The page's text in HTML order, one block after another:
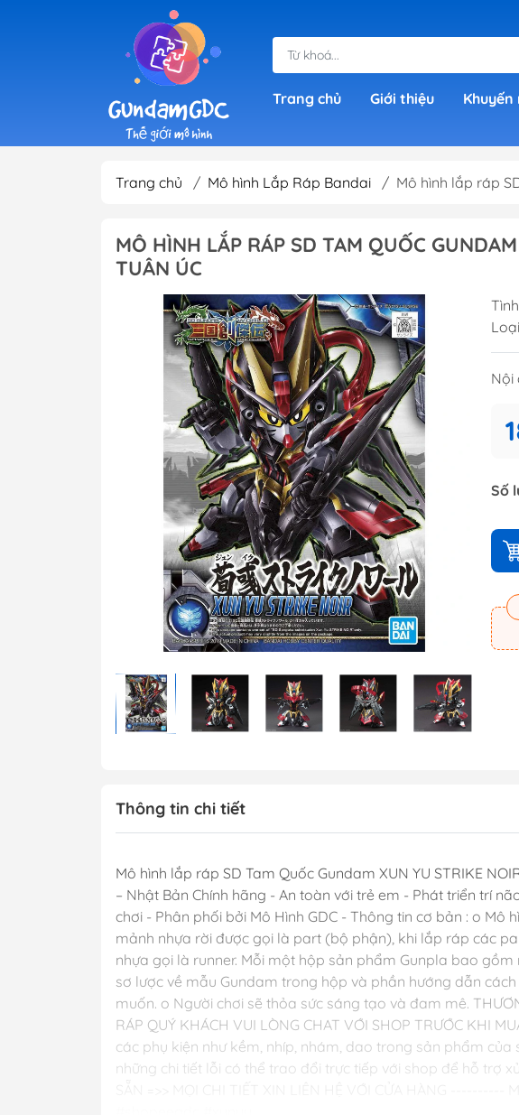
Trang chủ
Giới thiệu
SD Gundam (Super
Deformed)
RG 1/144 Gundam (Real
Grade)
IBO Gundam (1/100)
RE 1/100 Gundam
MG 1/100 Gundam (Master
Grade)
MGEX Gundam ( Master
Grade Ver.ka)
PG Gundam (Perfect
Grade)
Mega Size Gundam
Gundam Bandai
Gundam Daban
Gundam Jijia
Trang chủ / Mô hình Lắp Ráp Bandai / Mô hình lắp ráp
MÔ HÌNH LẮP RÁP SD TAM QUỐC
TUÂN ÚC
Nội
Số
Thông tin chi tiết
Mô hình lắp ráp SD Tam Quốc Gundam XUN YU STRIKE
– Nhật Bản Chính hãng - An toàn với trẻ em - Phát triển trí
chơi - Phân phối bởi Mô Hình GDC - Thông tin cơ bản : o
mảnh nhựa rời được gọi là part (bộ phận), khi lắp ráp các
nhựa gọi là runner. Mỗi một hộp sản phẩm Gunpla bao
sơ lược về mẫu Gundam trong hộp và phần hướng dẫn
muốn. o Người chơi sẽ thỏa sức sáng tạo và đam mê.
RÁP QUÝ KHÁCH VUI LÒNG CHAT VỚI SHOP TRƯỚC KHI
các phụ kiện như kềm, nhíp, nhám, dao trong sản phẩm
những chi tiết lỗi có thể trao đổi trực tiếp với shop để hỗ trợ